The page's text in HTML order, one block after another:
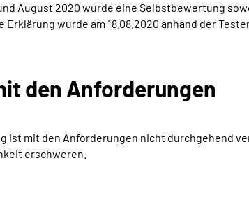
August 2020 wurde eine Selbstbewertung
Erklärung wurde am 18.08.2020 anhand der
den Anforderungen
mit den Anforderungen nicht durchgehend
erschweren.